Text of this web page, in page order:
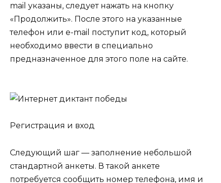
mail указаны, следует нажать на кнопку
«Продолжить». После этого на указанные
телефон или e-mail поступит код, который
необходимо ввести в специально
предназначенное для этого поле на сайте.
Регистрация и вход
Следующий шаг — заполнение небольшой
стандартной анкеты. В такой анкете
потребуется сообщить номер телефона, имя и